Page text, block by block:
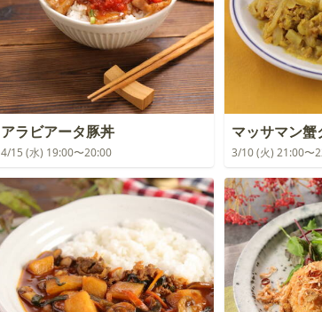
アラビアータ豚丼
4/15 (水) 19:00〜20:00
マッサマン
3/10 (火) 21:00〜